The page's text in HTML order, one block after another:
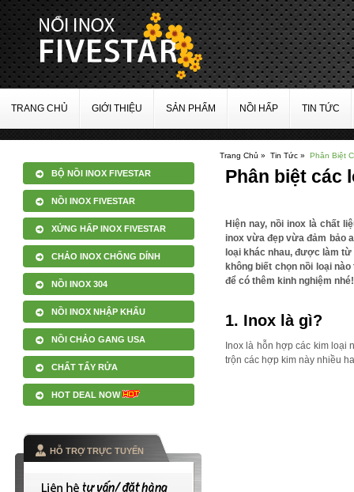
TRANG CHỦ GIỚI THIỆU SẢN PHẨM NỒI HẤP TIN TỨC
BỘ NỒI INOX FIVESTAR
NỒI INOX FIVESTAR
XỬNG HẤP INOX FIVESTAR
CHẢO INOX CHỐNG DÍNH
NỒI INOX 304
NỒI INOX NHẬP KHẨU
NỒI CHẢO GANG USA
CHẤT TẨY RỬA
HOT DEAL NOW
HỖ TRỢ TRỰC TUYẾN
Trang Chủ » Tin Tức » Phân Biệt
Phân biệt các
Hiện nay, nồi inox là chất
inox vừa đẹp vừa đảm bảo
loại khác nhau, được làm
không biết chọn nồi loại
để có thêm kinh nghiệm nhé!
1. Inox là gì?
Inox là hỗn hợp các kim loại
trộn các hợp kim này nhiều